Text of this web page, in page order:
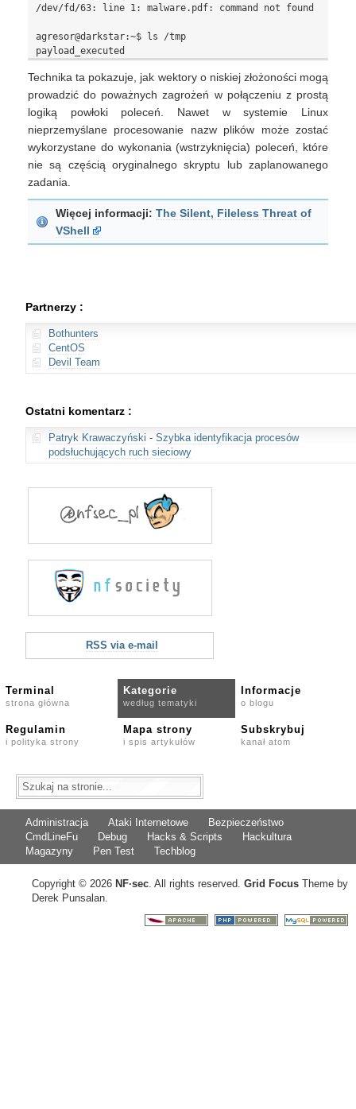
/dev/fd/63: line 1: malware.pdf: command not found
agresor@darkstar:~$ ls /tmp
Technika ta pokazuje, jak wektory o niskiej złożoności mogą
prowadzić do poważnych zagrożeń w połączeniu z prostą
logiką powłoki poleceń. Nawet w systemie Linux
nieprzemyślane procesowanie nazw plików może zostać
wykorzystane do wykonania (wstrzyknięcia) poleceń, które
nie są częścią oryginalnego skryptu lub zaplanowanego
zadania.
Więcej informacji: The Silent, Fileless Threat of
VShell
Partnerzy :
Bothunters
CentOS
Devil Team
Ostatni komentarz :
Patryk Krawaczyński - Szybka identyfikacja procesów
podsłuchujących ruch sieciowy
RSS via e-mail
Terminal
strona główna
Kategorie
według tematyki
Informacje
o blogu
Regulamin
i polityka strony
Mapa strony
i spis artykułów
Subskrybuj
kanał atom
Administracja Ataki Internetowe
Bezpieczeństwo
CmdLineFu
Debug Hacks & Scripts
Hackultura
Magazyny
Pen Test Techblog
Copyright © 2026 NF·sec. All rights reserved. Grid Focus Theme by
Derek Punsalan.